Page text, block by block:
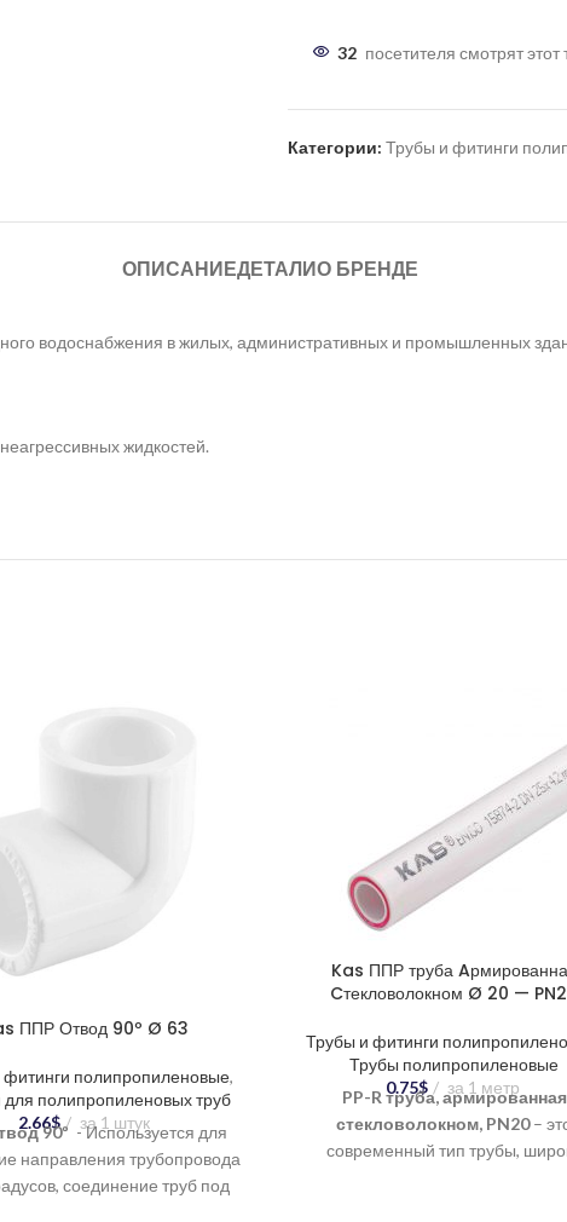
32 посетителя смотрят
Категории: Трубы и фитинги
ОПИСАНИЕДЕТАЛИО БРЕНДЕ
водоснабжения в жилых, административных и промышленных
жидкостей.
ППР Отвод 90º Ø 63
полипропиленовые,
для полипропиленовых труб
2.66$ за 1 штук
90º - Используется для
направления трубопровода
соединение труб под
Kas ППР труба
Cтекловолокном Ø 20 —
Трубы и фитинги
Трубы полипропиленовые
0.75$ за 1 метр
PP-R труба, армированная
стекловолокном, PN20–
современный тип трубы,